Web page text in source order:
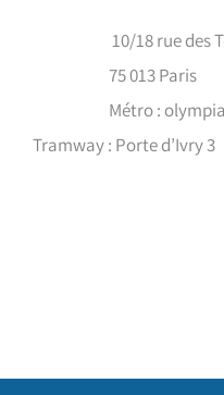
10/18 rue des
75 013 Paris
Métro :
Tramway : Porte d’Ivry 3